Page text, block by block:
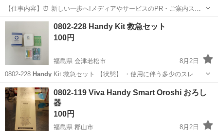
【仕事内容】⏰ 新しい一歩へ!メディアやサービスのPR・ご案内スタ
ッフのお仕事! 「空いている曜日を活かして、無理なく働きたい⏰」
「シフトを相談しながら、収入を増やしたい 」 そんな想いを、合同会
社ジーニーがしっかりサポートしま...
アルバイト・パート / 業務委託
0802-228 Handy Kit 救急セット
100円
福島県 会津若松市
8月2日
0802-228 HandyKit 救急セット 【状態】 ・使用に伴う多少のスレ、
キズ、落としきれない汚れなどございます ・詳細は現地でご確認くだ
さい ・お値引きは出来かねますのでご了承願います ※中古品...
福島 会津若松市
0802-119 Viva Handy Smart Oroshi おろし
器
100円
福島県 郡山市
8月2日